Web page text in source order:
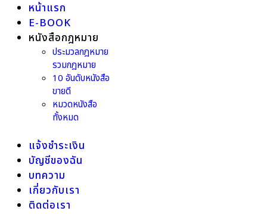
หน้าแรก
E-BOOK
หนังสือกฎหมาย
ประมวลกฎหมาย
รวมกฎหมาย
10 อันดับหนังสือ
ขายดี
หมวดหนังสือ
ทั้งหมด
แจ้งชำระเงิน
บัญชีของฉัน
บทความ
เกี่ยวกับเรา
ติดต่อเรา